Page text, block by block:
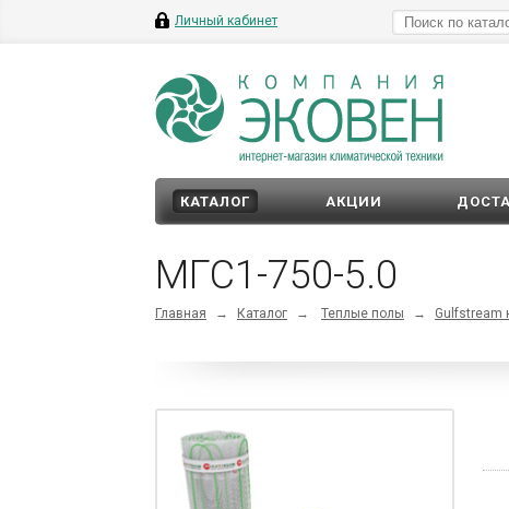
Личный кабинет
КАТАЛОГ АКЦИИ
МГС1-750-5.0
Главная → Каталог → Теплые полы → Gulfstream